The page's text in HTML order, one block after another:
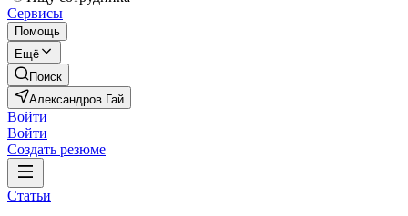
Сервисы
Помощь
Ещё
Поиск
Александров Гай
Войти
Войти
Создать резюме
Статьи